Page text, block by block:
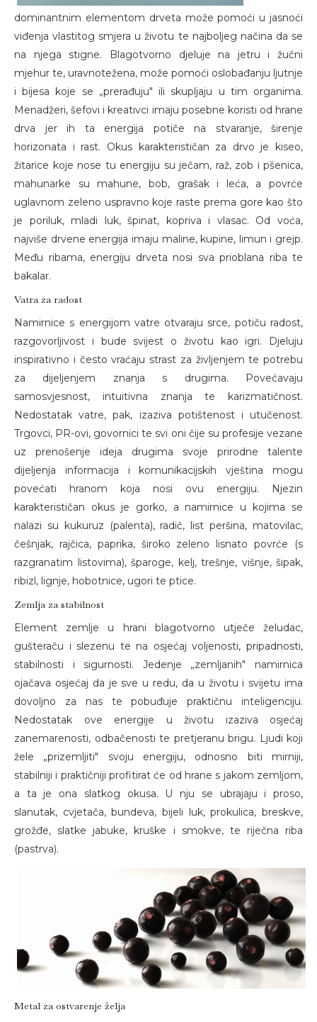
dominantnim elementom drveta može pomoći u jasnoći
viđenja vlastitog smjera u životu te najboljeg načina da se
na njega stigne. Blagotvorno djeluje na jetru i žučni
mjehur te, uravnotežena, može pomoći oslobađanju ljutnje
i bijesa koje se „prerađuju" ili skupljaju u tim organima.
Menadžeri, šefovi i kreativci imaju posebne koristi od hrane
drva jer ih ta energija potiče na stvaranje, širenje
horizonata i rast. Okus karakterističan za drvo je kiseo,
žitarice koje nose tu energiju su ječam, raž, zob i pšenica,
mahunarke su mahune, bob, grašak i leća, a povrće
uglavnom zeleno uspravno koje raste prema gore kao što
je poriluk, mladi luk, špinat, kopriva i vlasac. Od voća,
najviše drvene energija imaju maline, kupine, limun i grejp.
Među ribama, energiju drveta nosi sva prioblana riba te
bakalar.
Vatra za radost
Namirnice s energijom vatre otvaraju srce, potiču radost,
razgovorljivost i bude svijest o životu kao igri. Djeluju
inspirativno i često vraćaju strast za življenjem te potrebu
za dijeljenjem znanja s drugima. Povećavaju
samosvjesnost, intuitivna znanja te karizmatičnost.
Nedostatak vatre, pak, izaziva potištenost i utučenost.
Trgovci, PR-ovi, govornici te svi oni čije su profesije vezane
uz prenošenje ideja drugima svoje prirodne talente
dijeljenja informacija i komunikacijskih vještina mogu
povećati hranom koja nosi ovu energiju. Njezin
karakterističan okus je gorko, a namirnice u kojima se
nalazi su kukuruz (palenta), radič, list peršina, matovilac,
češnjak, rajčica, paprika, široko zeleno lisnato povrće (s
razgranatim listovima), šparoge, kelj, trešnje, višnje, šipak,
ribizl, lignje, hobotnice, ugori te ptice.
Zemlja za stabilnost
Element zemlje u hrani blagotvorno utječe želudac,
gušteraču i slezenu te na osjećaj voljenosti, pripadnosti,
stabilnosti i sigurnosti. Jedenje „zemljanih" namirnica
ojačava osjećaj da je sve u redu, da u životu i svijetu ima
dovoljno za nas te pobuđuje praktičnu inteligenciju.
Nedostatak ove energije u životu izaziva osjećaj
zanemarenosti, odbačenosti te pretjeranu brigu. Ljudi koji
žele „prizemljiti" svoju energiju, odnosno biti mirniji,
stabilniji i praktičniji profitirat će od hrane s jakom zemljom,
a ta je ona slatkog okusa. U nju se ubrajaju i proso,
slanutak, cvjetača, bundeva, bijeli luk, prokulica, breskve,
grožđe, slatke jabuke, kruške i smokve, te riječna riba
(pastrva).
Metal za ostvarenje želja